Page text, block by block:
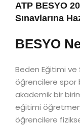
ATP BESYO
Sınavlarına
BESYO
Beden Eğitimi ve
öğrencilere spor
akademik bir
eğitimi
öğrencilere